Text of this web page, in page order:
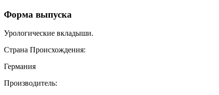
Форма выпуска
Урологические вкладыши.
Страна Происхождения:
Германия
Производитель: